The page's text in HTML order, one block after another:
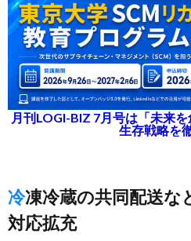
月刊LOGI-BIZ 7月号は「未来
生存戦略を
冷凍冷蔵の共同配送など展開、EC化への
対応拡充